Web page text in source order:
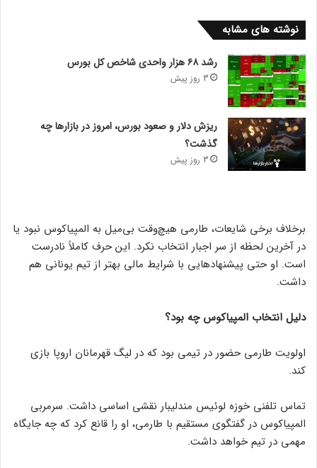
نوشته های مشابه
رشد ۶۸ هزار واحدی شاخص کل بورس
3 روز پیش
ریزش دلار و صعود بورس، امروز در بازارها چه
گذشت؟
3 روز پیش
برخلاف برخی شایعات، طارمی هیچ‌وقت بی‌میل به المپیاکوس نبود یا
در آخرین لحظه از سر اجبار انتخاب نکرد. این حرف کاملاً نادرست
است. او حتی پیشنهادهایی با شرایط مالی بهتر از تیم یونانی هم
داشت.
دلیل انتخاب المپیاکوس چه بود؟
اولویت طارمی حضور در تیمی بود که در لیگ قهرمانان اروپا بازی
کند.
تماس تلفنی خوزه لوئیس مندلیبار نقشی اساسی داشت. سرمربی
المپیاکوس در گفتگوی مستقیم با طارمی، او را قانع کرد که چه جایگاه
مهمی در تیم خواهد داشت.